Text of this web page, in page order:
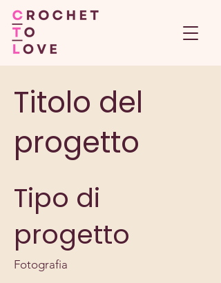
Titolo del
progetto
Tipo di
progetto
Fotografia